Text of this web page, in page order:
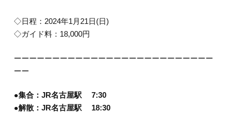
◇日程：2024年1月21日(日)
◇ガイド料：18,000円
ーーーーーーーーーーーーーーーーーーーーーーーーーー
ーー
●集合：JR名古屋駅 7:30
●解散：JR名古屋駅 18:30